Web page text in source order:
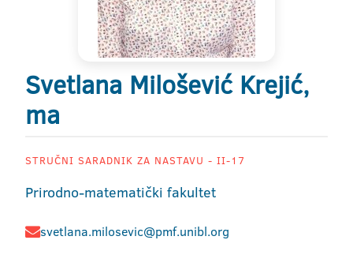
Svetlana Milošević Krejić,
ma
STRUČNI SARADNIK ZA NASTAVU - II-17
Prirodno-matematički fakultet
svetlana.milosevic@pmf.unibl.org